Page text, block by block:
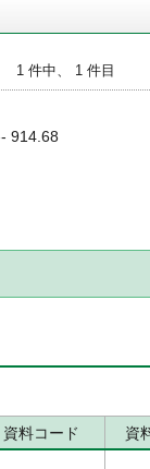
1 件中、 1 件目
914.68
資料コード 資